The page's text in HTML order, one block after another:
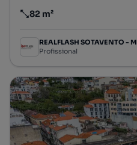
Preço por metro quadrado
82 m²
REALFLASH SOTAVENTO -
Profissional